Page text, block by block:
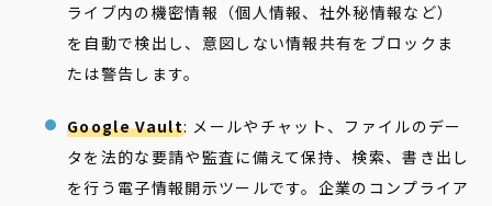
ライブ内の機密情報（個人情報、社外秘情報など）
を自動で検出し、意図しない情報共有をブロックま
たは警告します。
Google Vault: メールやチャット、ファイルのデー
タを法的な要請や監査に備えて保持、検索、書き出し
を行う電子情報開示ツールです。企業のコンプライア